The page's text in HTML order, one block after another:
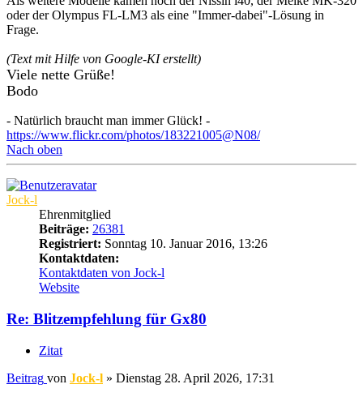
oder der Olympus FL-LM3 als eine "Immer-dabei"-Lösung in
Frage.
(Text mit Hilfe von Google-KI erstellt)
Viele nette Grüße!
Bodo
- Natürlich braucht man immer Glück! -
https://www.flickr.com/photos/183221005@N08/
Nach oben
Jock-l
Ehrenmitglied
Beiträge: 26381
Registriert: Sonntag 10. Januar 2016, 13:26
Kontaktdaten:
Kontaktdaten von Jock-l
Website
Re: Blitzempfehlung für Gx80
Zitat
Beitrag von Jock-l » Dienstag 28. April 2026, 17:31